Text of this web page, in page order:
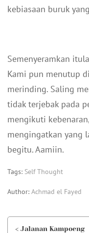
kebiasaan buruk
Semenyeramkan
Kami pun menutup
merinding. Saling
tidak terjebak pada
mengikuti
mengingatkan yang
begitu. Aamiin.
Tags: Self Thought
Author: Achmad el Fayed
< Jalanan Kampoeng